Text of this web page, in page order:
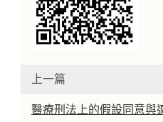
上一篇
醫療刑法上的假設同意與